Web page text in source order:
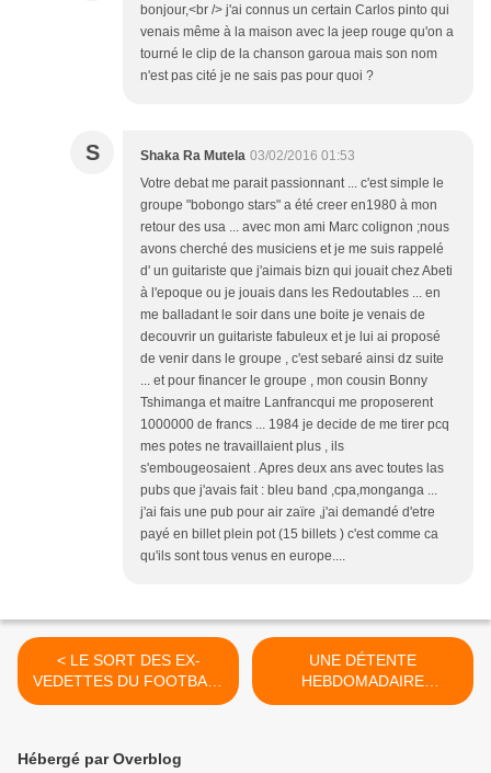
bonjour,<br /> j'ai connus un certain Carlos pinto qui
venais même à la maison avec la jeep rouge qu'on a
tourné le clip de la chanson garoua mais son nom
n'est pas cité je ne sais pas pour quoi ?
S Shaka Ra Mutela 03/02/2016 01:53
Votre debat me parait passionnant ... c'est simple le
groupe "bobongo stars" a été creer en1980 à mon
retour des usa ... avec mon ami Marc colignon ;nous
avons cherché des musiciens et je me suis rappelé
d' un guitariste que j'aimais bizn qui jouait chez Abeti
à l'epoque ou je jouais dans les Redoutables ... en
me balladant le soir dans une boite je venais de
decouvrir un guitariste fabuleux et je lui ai proposé
de venir dans le groupe , c'est sebaré ainsi dz suite
... et pour financer le groupe , mon cousin Bonny
Tshimanga et maitre Lanfrancqui me proposerent
1000000 de francs ... 1984 je decide de me tirer pcq
mes potes ne travaillaient plus , ils
s'embougeosaient . Apres deux ans avec toutes las
pubs que j'avais fait : bleu band ,cpa,monganga ...
j'ai fais une pub pour air zaïre ,j'ai demandé d'etre
payé en billet plein pot (15 billets ) c'est comme ca
qu'ils sont tous venus en europe....
< LE SORT DES EX-
VEDETTES DU FOOTBALL
CONGOLAIS.
UNE DÉTENTE
HEBDOMADAIRE
PROPOSÉE PAR PEDRO >
Hébergé par Overblog